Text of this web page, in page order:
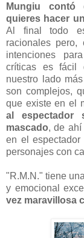
Mungiu contó
quieres hacer
Al final todo
racionales
intenciones
críticas es fácil
nuestro lado
son complejos,
que existe en el
al espectador
mascado, de ahí
en el espectador
personajes con
"R.M.N." tiene
y emocional
vez maravillosa